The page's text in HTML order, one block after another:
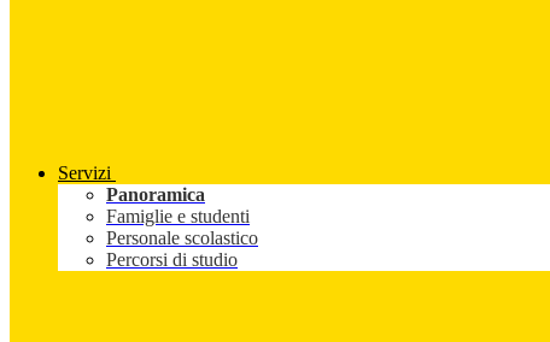
Servizi
Panoramica
Famiglie e studenti
Personale scolastico
Percorsi di studio